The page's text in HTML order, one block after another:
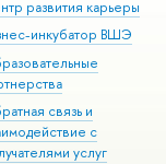
развития карьеры
инкубатор ВШЭ
связь и
с
услуг